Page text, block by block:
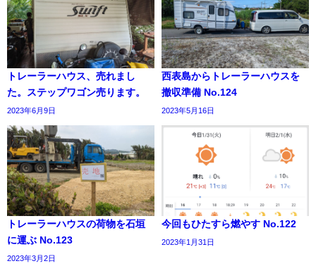
トレーラーハウス、売れまし
た。ステップワゴン売ります。
2023年6月9日
西表島からトレーラーハウスを
撤収準備 No.124
2023年5月16日
トレーラーハウスの荷物を石垣
に運ぶ No.123
2023年3月2日
今回もひたすら燃やす No.122
2023年1月31日